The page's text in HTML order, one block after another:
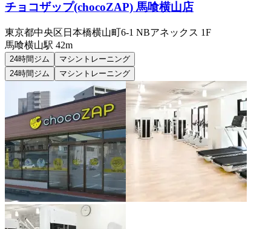
チョコザップ(chocoZAP) 馬喰横山店
東京都中央区日本橋横山町6-1 NBアネックス 1F
馬喰横山駅 42m
24時間ジム
マシントレーニング
24時間ジム
マシントレーニング